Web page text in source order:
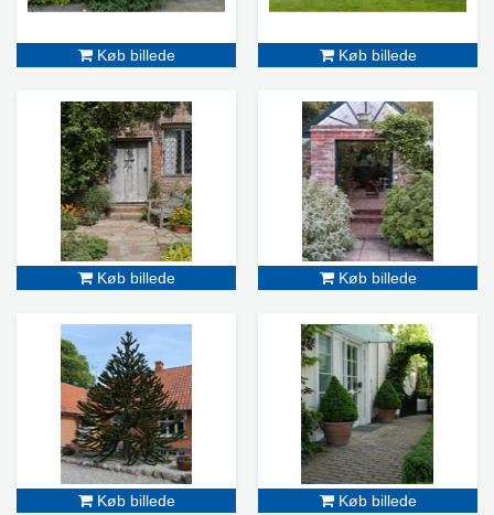
Køb billede Køb billede
Køb billede Køb billede
Køb billede Køb billede